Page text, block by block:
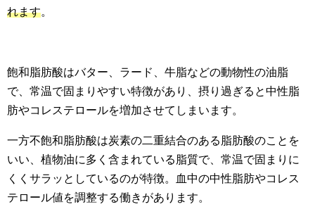
れます。
飽和脂肪酸はバター、ラード、牛脂などの動物性の油脂
で、常温で固まりやすい特徴があり、摂り過ぎると中性脂
肪やコレステロールを増加させてしまいます。
一方不飽和脂肪酸は炭素の二重結合のある脂肪酸のことを
いい、植物油に多く含まれている脂質で、常温で固まりに
くくサラッとしているのが特徴。血中の中性脂肪やコレス
テロール値を調整する働きがあります。